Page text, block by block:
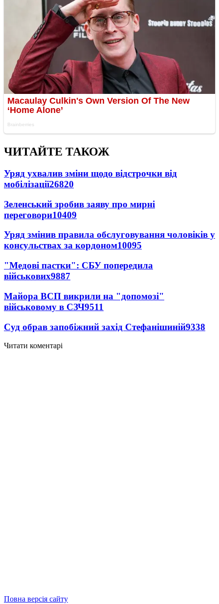
ЧИТАЙТЕ ТАКОЖ
Уряд ухвалив зміни щодо відстрочки від
мобілізації26820
Зеленський зробив заяву про мирні
переговори10409
Уряд змінив правила обслуговування чоловіків у
консульствах за кордоном10095
"Медові пастки": СБУ попередила
військових9887
Майора ВСП викрили на "допомозі"
військовому в СЗЧ9511
Суд обрав запобіжний захід Стефанішиній9338
Читати коментарі
Повна версія сайту